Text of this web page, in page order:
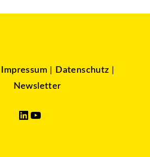
Impressum Datenschutz
Newsletter
LinkedIn
YouTube